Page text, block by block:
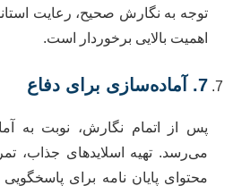
توجه به نگارش صحیح، رعایت
اهمیت بالایی برخوردار است.
7. آماده‌سازی برای دفاع
پس از اتمام نگارش، نوبت به
می‌رسد. تهیه اسلاید‌های جذاب،
محتوای پایان نامه برای